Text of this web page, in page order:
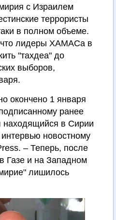
с Израилем
террористы
в полном объеме.
лидеры ХАМАСа в
"тахдеа" до
выборов,
окончено 1 января
ранее
находящийся в Сирии
новостному
– Теперь, после
Газе и на Западном
лишилось